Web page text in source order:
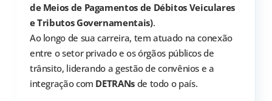
de Meios de Pagamentos de Débitos Veiculares
e Tributos Governamentais).
Ao longo de sua carreira, tem atuado na conexão
entre o setor privado e os órgãos públicos de
trânsito, liderando a gestão de convênios e a
integração com DETRANsde todo o país.